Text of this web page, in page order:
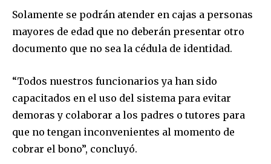
SUBSCRIBE
I've read and accept the Privacy Policy.
Solamente se podrán atender en cajas a personas
mayores de edad que no deberán presentar otro
documento que no sea la cédula de identidad.
“Todos nuestros funcionarios ya han sido
capacitados en el uso del sistema para evitar
demoras y colaborar a los padres o tutores para
que no tengan inconvenientes al momento de
cobrar el bono”, concluyó.